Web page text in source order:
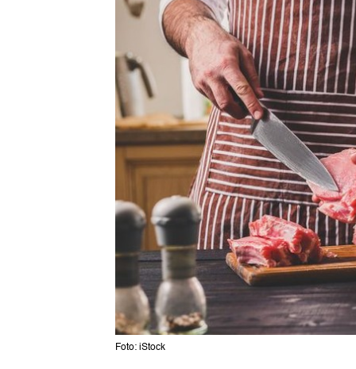
Foto: iStock